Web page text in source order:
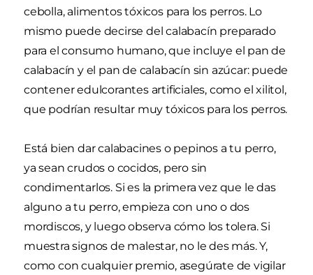
cebolla, alimentos tóxicos para los perros. Lo
mismo puede decirse del calabacín preparado
para el consumo humano, que incluye el pan de
calabacín y el pan de calabacín sin azúcar: puede
contener edulcorantes artificiales, como el xilitol,
que podrían resultar muy tóxicos para los perros.
Está bien dar calabacines o pepinos a tu perro,
ya sean crudos o cocidos, pero sin
condimentarlos. Si es la primera vez que le das
alguno a tu perro, empieza con uno o dos
mordiscos, y luego observa cómo los tolera. Si
muestra signos de malestar, no le des más. Y,
como con cualquier premio, asegúrate de vigilar